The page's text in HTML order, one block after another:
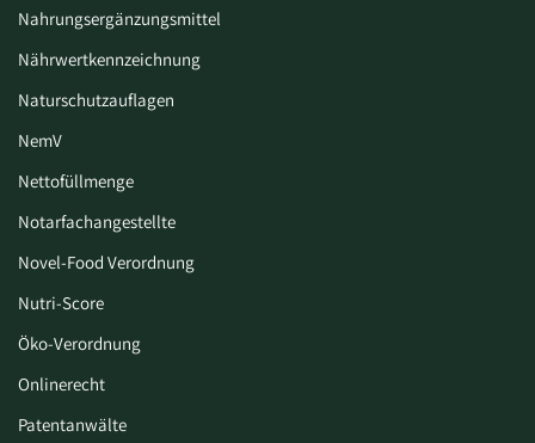
Nahrungsergänzungsmittel
Nährwertkennzeichnung
Naturschutzauflagen
NemV
Nettofüllmenge
Notarfachangestellte
Novel-Food Verordnung
Nutri-Score
Öko-Verordnung
Onlinerecht
Patentanwälte